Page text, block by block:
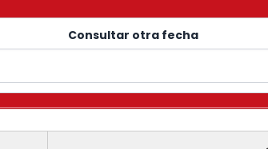
Consultar otra fecha